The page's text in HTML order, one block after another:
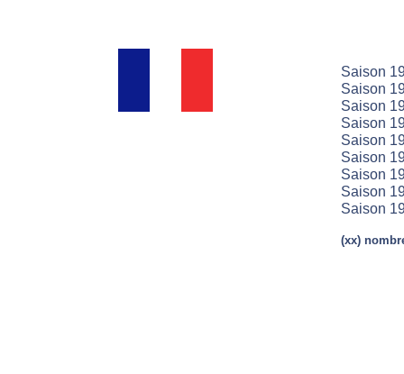
Saison
Saison
Saison
Saison
Saison
Saison
Saison
Saison
Saison
(xx)